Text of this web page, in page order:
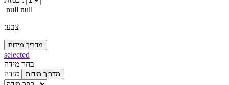
null null
:צבע
מדריך מידות
selected
בחר מידה
מידה
מדריך מידות